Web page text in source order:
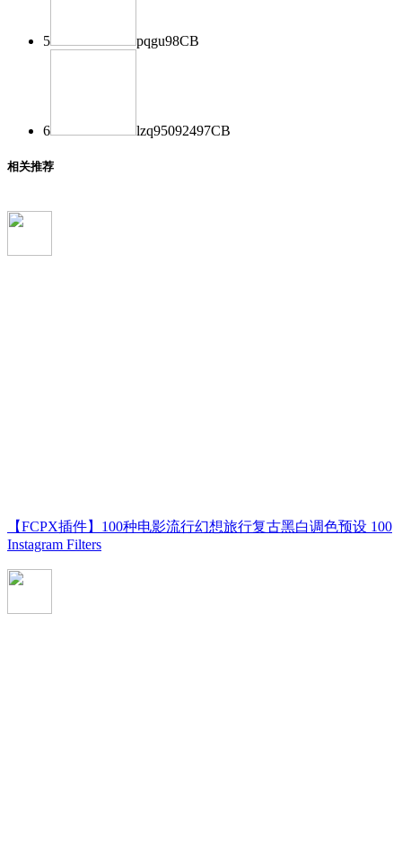
5 pqgu98CB
6 lzq95092497CB
相关推荐
【FCPX插件】100种电影流行幻想旅行复古黑白调色预设 100
Instagram Filters